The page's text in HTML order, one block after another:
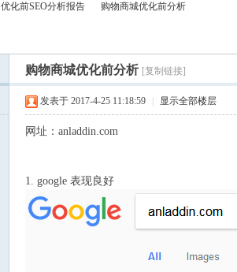
优化前SEO分析报告
›
购物商城优化前分析
购物商城优化前分析 [复制链接]
发表于 2017-4-25 11:18:59 显示全部楼层
网址：anladdin.com
1. google 表现良好